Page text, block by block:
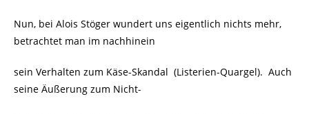
Nun, bei Alois Stöger wundert uns eigentlich nichts mehr,
betrachtet man im nachhinein
sein Verhalten zum Käse-Skandal (Listerien-Quargel). Auch
seine Äußerung zum Nicht-